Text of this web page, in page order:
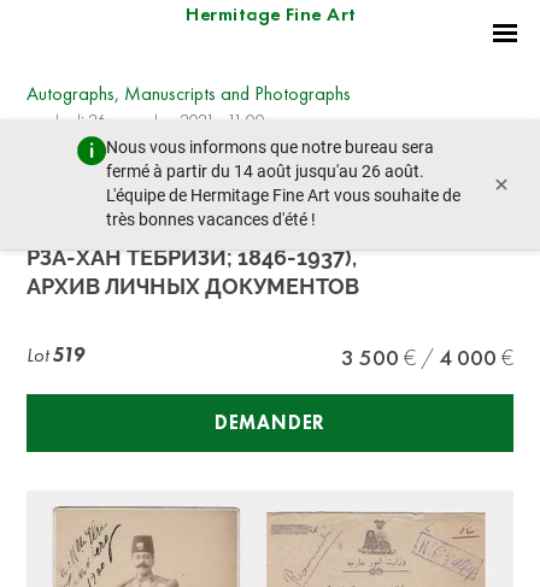
Hermitage Fine Art
Nous vous informons que notre bureau sera
fermé à partir du 14 août jusqu'au 26 août.
L'équipe de Hermitage Fine Art vous souhaite de
très bonnes vacances d'été !
×
Autographs, Manuscripts and Photographs
vendredi 26 novembre 2021 - 11:00
lot précédent lot suivant
МИРЗА РИЗА-ХАН АРФА ОД-ДОВЛА (МИРЗА
РЗА-ХАН ТЕБРИЗИ; 1846-1937),
АРХИВ ЛИЧНЫХ ДОКУМЕНТОВ
Lot519 3 500 4 000
DEMANDER